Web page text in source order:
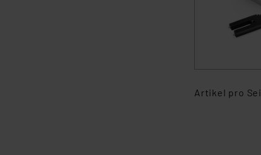
Artikel pro